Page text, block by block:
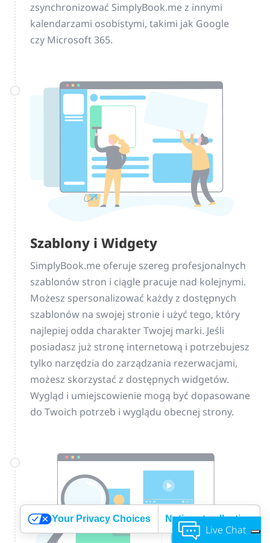
zsynchronizować SimplyBook.me z innymi
kalendarzami osobistymi, takimi jak Google
czy Microsoft 365.
Szablony i Widgety
SimplyBook.me oferuje szereg profesjonalnych
szablonów stron i ciągle pracuje nad kolejnymi.
Możesz spersonalizować każdy z dostępnych
szablonów na swojej stronie i użyć tego, który
najlepiej odda charakter Twojej marki. Jeśli
posiadasz już stronę internetową i potrzebujesz
tylko narzędzia do zarządzania rezerwacjami,
możesz skorzystać z dostępnych widgetów.
Wygląd i umiejscowienie mogą być dopasowane
do Twoich potrzeb i wyglądu obecnej strony.
Live Chat
Your Privacy Choices Notice at collection